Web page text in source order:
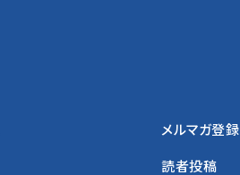
メルマガ登録
読者投稿